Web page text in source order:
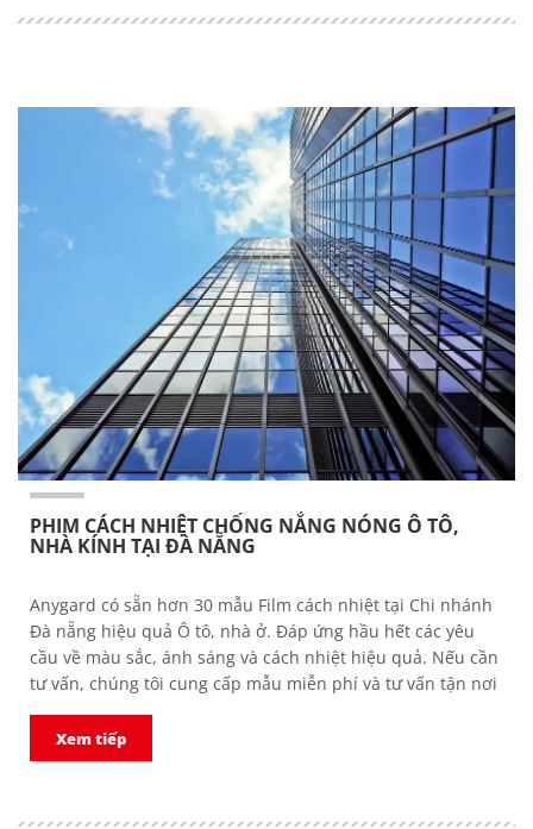
PHIM CÁCH NHIỆT CHỐNG NẮNG NÓNG Ô TÔ,
NHÀ KÍNH TẠI ĐÀ NẴNG
Anygard có sẵn hơn 30 mẫu Film cách nhiệt tại Chi nhánh
Đà nẵng hiệu quả Ô tô, nhà ở. Đáp ứng hầu hết các yêu
cầu về màu sắc, ánh sáng và cách nhiệt hiệu quả. Nếu cần
tư vấn, chúng tôi cung cấp mẫu miễn phí và tư vấn tận nơi
Xem tiếp